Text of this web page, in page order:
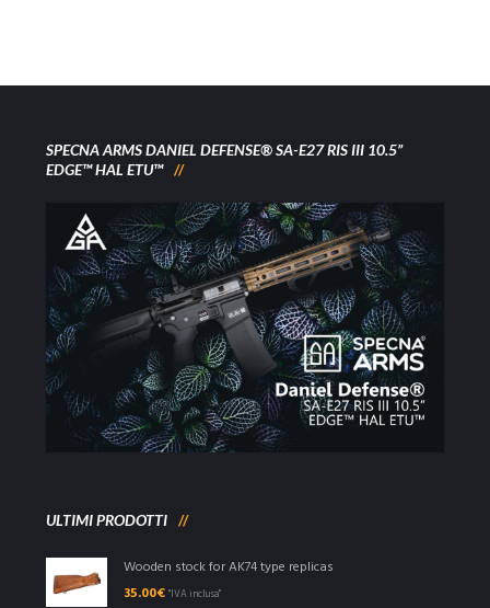
SPECNA ARMS DANIEL DEFENSE® SA-E27 RIS III 10.5”
EDGE™ HAL ETU™
ULTIMI PRODOTTI
Wooden stock for AK74 type replicas
35.00€ "IVA inclusa"